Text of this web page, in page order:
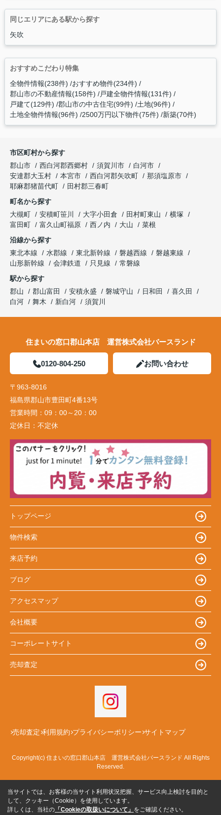
同じエリアにある駅から探す
矢吹
おすすめこだわり特集
全物件情報(238件) おすすめ物件(234件)
郡山市の不動産情報(158件) 戸建全物件情報(131件)
戸建て(129件) 郡山市の中古住宅(99件) 土地(96件)
土地全物件情報(96件) 2500万円以下物件(75件) 新築(70件)
市区町村から探す
郡山市
西白河郡西郷村 須賀川市
白河市
安達郡大玉村
本宮市 西白河郡矢吹町
那須塩原市
耶麻郡猪苗代町
田村郡三春町
町名から探す
大槻町
安積町笹川 大字小田倉 田村町東山
横塚
富田町
富久山町福原 西ノ内 大山
菜根
沿線から探す
東北本線
水郡線 東北新幹線 磐越西線
磐越東線
山形新幹線
会津鉄道 只見線
常磐線
駅から探す
郡山
郡山富田 安積永盛 磐城守山 日和田
喜久田
白河
舞木 新白河 須賀川
住まいの窓口郡山本店 運営株式会社バースランド
0120-804-250 お問い合わせ
〒963-8016
福島県郡山市豊田町4番13号
営業時間： 09：00～20：00
定休日： 不定休
トップページ
物件検索
来店予約
ブログ
アクセスマップ
会社概要
コーポレートサイト
売却査定
売却査定 利用規約 プライバシーポリシー サイトマップ
Copyright(c) 住まいの窓口郡山本店 運営株式会社バースランド All Rights
Reserved.
当サイトでは、お客様の当サイト利用状況把握、サービス向上検討を目的と
して、クッキー（Cookie）を使用しています。
詳しくは、当社の 「Cookieの取扱いについて」 をご確認ください。